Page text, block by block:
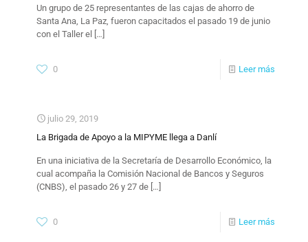
Un grupo de 25 representantes de las cajas de ahorro de
Santa Ana, La Paz, fueron capacitados el pasado 19 de junio
con el Taller el
[…]
0 Leer más
julio 29, 2019
La Brigada de Apoyo a la MIPYME llega a Danlí
En una iniciativa de la Secretaría de Desarrollo Económico, la
cual acompaña la Comisión Nacional de Bancos y Seguros
(CNBS), el pasado 26 y 27 de […]
0 Leer más